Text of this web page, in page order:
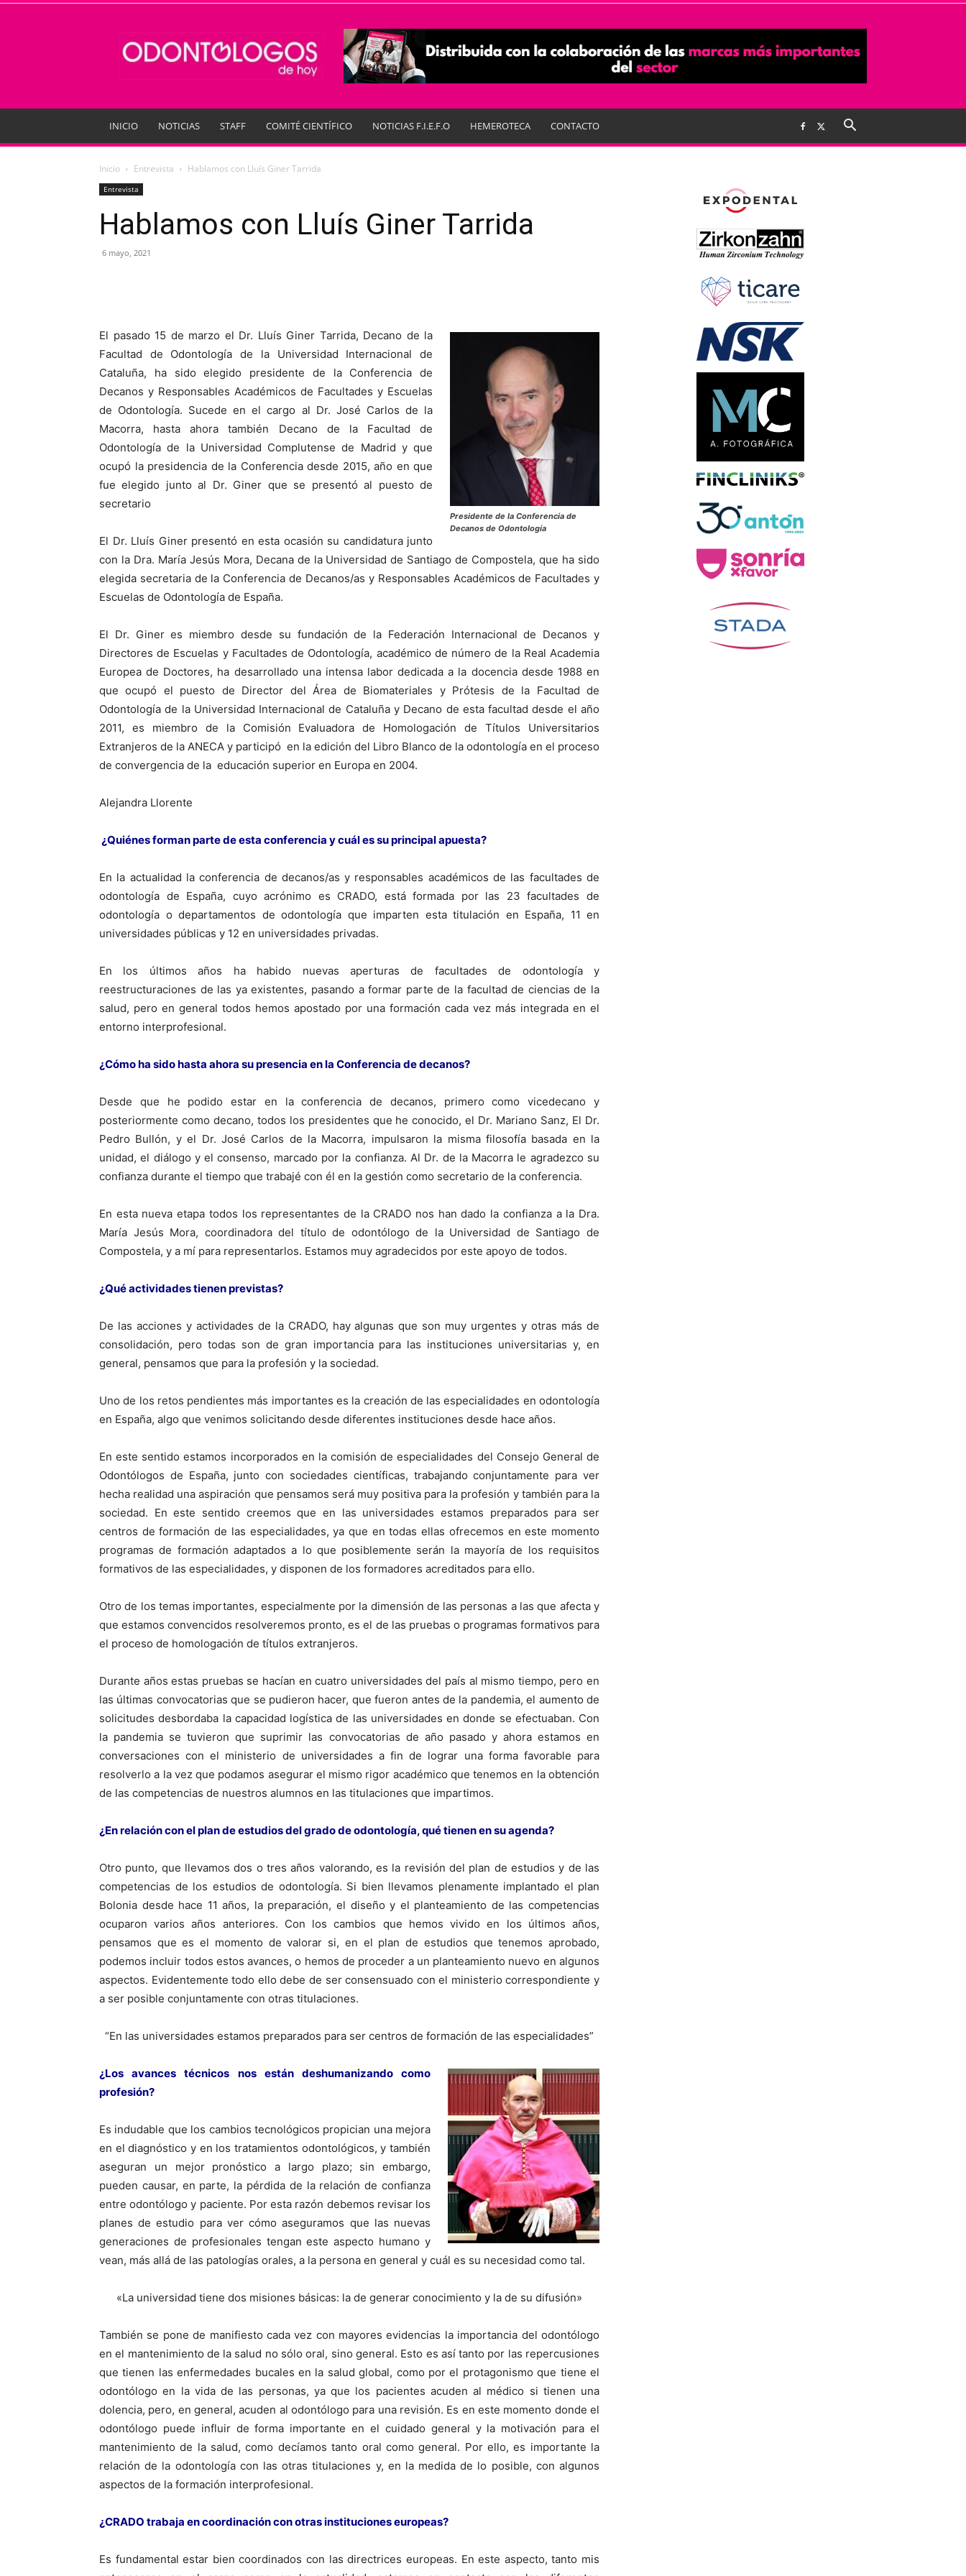
de
Hoy
INICIO NOTICIAS STAFF COMITÉ CIENTÍFICO NOTICIAS F.I.E.F.O HEMEROTECA CONTACTO
Inicio Entrevista Hablamos con Lluís Giner Tarrida
Entrevista
Hablamos con Lluís Giner Tarrida
6 mayo, 2021
Presidente de la Conferencia de
Decanos de Odontología
El pasado 15 de marzo el Dr. Lluís Giner Tarrida, Decano de la
Facultad de Odontología de la Universidad Internacional de
Cataluña, ha sido elegido presidente de la Conferencia de
Decanos y Responsables Académicos de Facultades y Escuelas
de Odontología. Sucede en el cargo al Dr. José Carlos de la
Macorra, hasta ahora también Decano de la Facultad de
Odontología de la Universidad Complutense de Madrid y que
ocupó la presidencia de la Conferencia desde 2015, año en que
fue elegido junto al Dr. Giner que se presentó al puesto de
secretario
El Dr. Lluís Giner presentó en esta ocasión su candidatura junto
con la Dra. María Jesús Mora, Decana de la Universidad de Santiago de Compostela, que ha sido
elegida secretaria de la Conferencia de Decanos/as y Responsables Académicos de Facultades y
Escuelas de Odontología de España.
El Dr. Giner es miembro desde su fundación de la Federación Internacional de Decanos y
Directores de Escuelas y Facultades de Odontología, académico de número de la Real Academia
Europea de Doctores, ha desarrollado una intensa labor dedicada a la docencia desde 1988 en
que ocupó el puesto de Director del Área de Biomateriales y Prótesis de la Facultad de
Odontología de la Universidad Internacional de Cataluña y Decano de esta facultad desde el año
2011, es miembro de la Comisión Evaluadora de Homologación de Títulos Universitarios
Extranjeros de la ANECA y participó en la edición del Libro Blanco de la odontología en el proceso
de convergencia de la educación superior en Europa en 2004.
Alejandra Llorente
¿Quiénes forman parte de esta conferencia y cuál es su principal apuesta?
En la actualidad la conferencia de decanos/as y responsables académicos de las facultades de
odontología de España, cuyo acrónimo es CRADO, está formada por las 23 facultades de
odontología o departamentos de odontología que imparten esta titulación en España, 11 en
universidades públicas y 12 en universidades privadas.
En los últimos años ha habido nuevas aperturas de facultades de odontología y
reestructuraciones de las ya existentes, pasando a formar parte de la facultad de ciencias de la
salud, pero en general todos hemos apostado por una formación cada vez más integrada en el
entorno interprofesional.
¿Cómo ha sido hasta ahora su presencia en la Conferencia de decanos?
Desde que he podido estar en la conferencia de decanos, primero como vicedecano y
posteriormente como decano, todos los presidentes que he conocido, el Dr. Mariano Sanz, El Dr.
Pedro Bullón, y el Dr. José Carlos de la Macorra, impulsaron la misma filosofía basada en la
unidad, el diálogo y el consenso, marcado por la confianza. Al Dr. de la Macorra le agradezco su
confianza durante el tiempo que trabajé con él en la gestión como secretario de la conferencia.
En esta nueva etapa todos los representantes de la CRADO nos han dado la confianza a la Dra.
María Jesús Mora, coordinadora del título de odontólogo de la Universidad de Santiago de
Compostela, y a mí para representarlos. Estamos muy agradecidos por este apoyo de todos.
¿Qué actividades tienen previstas?
De las acciones y actividades de la CRADO, hay algunas que son muy urgentes y otras más de
consolidación, pero todas son de gran importancia para las instituciones universitarias y, en
general, pensamos que para la profesión y la sociedad.
Uno de los retos pendientes más importantes es la creación de las especialidades en odontología
en España, algo que venimos solicitando desde diferentes instituciones desde hace años.
En este sentido estamos incorporados en la comisión de especialidades del Consejo General de
Odontólogos de España, junto con sociedades científicas, trabajando conjuntamente para ver
hecha realidad una aspiración que pensamos será muy positiva para la profesión y también para la
sociedad. En este sentido creemos que en las universidades estamos preparados para ser
centros de formación de las especialidades, ya que en todas ellas ofrecemos en este momento
programas de formación adaptados a lo que posiblemente serán la mayoría de los requisitos
formativos de las especialidades, y disponen de los formadores acreditados para ello.
Otro de los temas importantes, especialmente por la dimensión de las personas a las que afecta y
que estamos convencidos resolveremos pronto, es el de las pruebas o programas formativos para
el proceso de homologación de títulos extranjeros.
Durante años estas pruebas se hacían en cuatro universidades del país al mismo tiempo, pero en
las últimas convocatorias que se pudieron hacer, que fueron antes de la pandemia, el aumento de
solicitudes desbordaba la capacidad logística de las universidades en donde se efectuaban. Con
la pandemia se tuvieron que suprimir las convocatorias de año pasado y ahora estamos en
conversaciones con el ministerio de universidades a fin de lograr una forma favorable para
resolverlo a la vez que podamos asegurar el mismo rigor académico que tenemos en la obtención
de las competencias de nuestros alumnos en las titulaciones que impartimos.
¿En relación con el plan de estudios del grado de odontología, qué tienen en su agenda?
Otro punto, que llevamos dos o tres años valorando, es la revisión del plan de estudios y de las
competencias de los estudios de odontología. Si bien llevamos plenamente implantado el plan
Bolonia desde hace 11 años, la preparación, el diseño y el planteamiento de las competencias
ocuparon varios años anteriores. Con los cambios que hemos vivido en los últimos años,
pensamos que es el momento de valorar si, en el plan de estudios que tenemos aprobado,
podemos incluir todos estos avances, o hemos de proceder a un planteamiento nuevo en algunos
aspectos. Evidentemente todo ello debe de ser consensuado con el ministerio correspondiente y
a ser posible conjuntamente con otras titulaciones.
“En las universidades estamos preparados para ser centros de formación de las especialidades”
¿Los avances técnicos nos están deshumanizando como
profesión?
Es indudable que los cambios tecnológicos propician una mejora
en el diagnóstico y en los tratamientos odontológicos, y también
aseguran un mejor pronóstico a largo plazo; sin embargo,
pueden causar, en parte, la pérdida de la relación de confianza
entre odontólogo y paciente. Por esta razón debemos revisar los
planes de estudio para ver cómo aseguramos que las nuevas
generaciones de profesionales tengan este aspecto humano y
vean, más allá de las patologías orales, a la persona en general y cuál es su necesidad como tal.
«La universidad tiene dos misiones básicas: la de generar conocimiento y la de su difusión»
También se pone de manifiesto cada vez con mayores evidencias la importancia del odontólogo
en el mantenimiento de la salud no sólo oral, sino general. Esto es así tanto por las repercusiones
que tienen las enfermedades bucales en la salud global, como por el protagonismo que tiene el
odontólogo en la vida de las personas, ya que los pacientes acuden al médico si tienen una
dolencia, pero, en general, acuden al odontólogo para una revisión. Es en este momento donde el
odontólogo puede influir de forma importante en el cuidado general y la motivación para el
mantenimiento de la salud, como decíamos tanto oral como general. Por ello, es importante la
relación de la odontología con las otras titulaciones y, en la medida de lo posible, con algunos
aspectos de la formación interprofesional.
¿CRADO trabaja en coordinación con otras instituciones europeas?
Es fundamental estar bien coordinados con las directrices europeas. En este aspecto, tanto mis